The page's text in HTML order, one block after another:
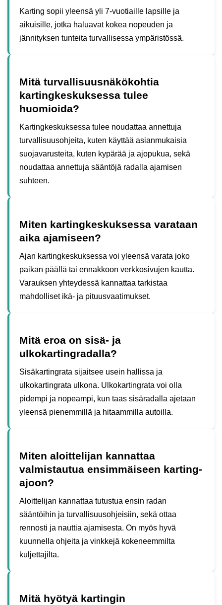
Karting sopii yleensä yli 7-vuotiaille lapsille ja
aikuisille, jotka haluavat kokea nopeuden ja
jännityksen tunteita turvallisessa ympäristössä.
Mitä turvallisuusnäkökohtia
kartingkeskuksessa tulee
huomioida?
Kartingkeskuksessa tulee noudattaa annettuja
turvallisuusohjeita, kuten käyttää asianmukaisia
suojavarusteita, kuten kypärää ja ajopukua, sekä
noudattaa annettuja sääntöjä radalla ajamisen
suhteen.
Miten kartingkeskuksessa varataan
aika ajamiseen?
Ajan kartingkeskuksessa voi yleensä varata joko
paikan päällä tai ennakkoon verkkosivujen kautta.
Varauksen yhteydessä kannattaa tarkistaa
mahdolliset ikä- ja pituusvaatimukset.
Mitä eroa on sisä- ja
ulkokartingradalla?
Sisäkartingrata sijaitsee usein hallissa ja
ulkokartingrata ulkona. Ulkokartingrata voi olla
pidempi ja nopeampi, kun taas sisäradalla ajetaan
yleensä pienemmillä ja hitaammilla autoilla.
Miten aloittelijan kannattaa
valmistautua ensimmäiseen karting-
ajoon?
Aloittelijan kannattaa tutustua ensin radan
sääntöihin ja turvallisuusohjeisiin, sekä ottaa
rennosti ja nauttia ajamisesta. On myös hyvä
kuunnella ohjeita ja vinkkejä kokeneemmilta
kuljettajilta.
Mitä hyötyä kartingin